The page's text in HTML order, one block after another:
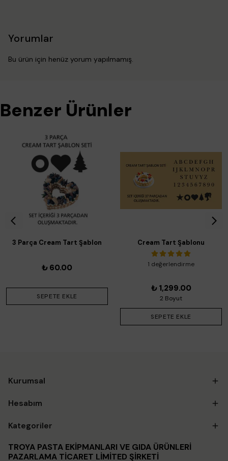
Yorumlar
Bu ürün için henüz yorum yapılmamış.
Benzer Ürünler
3 Parça Cream Tart Şablon
₺ 60.00
SEPETE EKLE
Cream Tart Şablonu
1 değerlendirme
₺ 1,299.00
2 Boyut
SEPETE EKLE
Kurumsal
Hesabım
Kategoriler
TROYA PASTA EKİPMANLARI VE GIDA ÜRÜNLERİ
PAZARLAMA TİCARET LİMİTED ŞİRKETİ